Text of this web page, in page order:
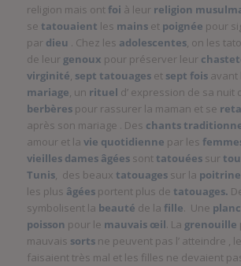
religion mais ont foi à leur religion
se tatouaient les mainset poignée pour
par dieu . Chez les adolescentes, on les
de leur genoux pour préserver leur
virginité, sept tatouageset sept foisavant
mariage, un rituel d’ expression de sa nuit
berbères pour rassurer la maman et se
après son mariage . Des chants
amour et la vie quotidienne par les
vieilles dames âgéessont tatouéessur
Tunis, des beaux tatouagessur la poitrine
les plus âgéesportent plus de tatouages.
symbolisent la beauté de la fille. Une
poisson pour le mauvais œil. La grenouille
mauvais sortsne peuvent pas l’ atteindre ,
faisaient très mal et les filles ne devaient